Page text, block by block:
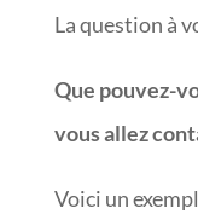
La question à
Que pouvez-
vous allez
Voici un